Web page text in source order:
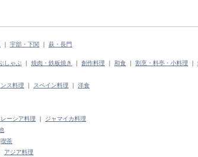
｜ 宇部・下関 ｜ 萩・長門
しゃぶ ｜ 焼肉・鉄板焼き ｜ 創作料理 ｜ 和食 ｜ 割烹・料亭・小料理 ｜
ス料理 ｜ スペイン料理 ｜ 洋食
ーシア料理 ｜ ジャマイカ料理
喫茶
アジア料理